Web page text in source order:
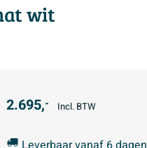
wit
2.695,- Incl. BTW